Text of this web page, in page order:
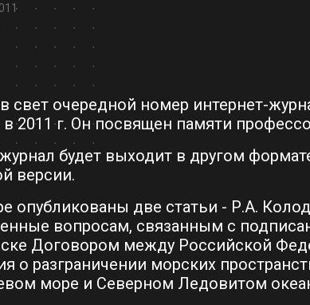
свет очередной номер интернет-
2011 г. Он посвящен памяти
будет выходит в другом
версии.
опубликованы две статьи - Р.А.
вопросам, связанным с
Договором между Российской
о разграничении морских
море и Северном Ледовитом